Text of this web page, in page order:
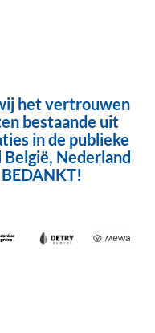
het vertrouwen
bestaande uit
in de publieke
Nederland